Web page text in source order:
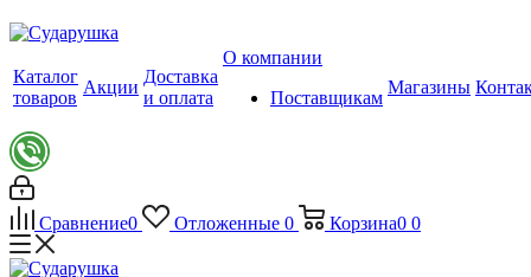
Каталог
товаров
Акции
Доставка
и оплата
О компании
Поставщикам
Магазины
Сравнение0 Отложенные 0 Корзина0 0